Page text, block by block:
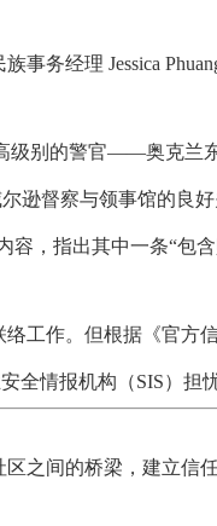
事务经理 Jessica
级别的警官——奥克兰
逊督察与领事馆的良
容，指出其中一条“包
工作。但根据《官方
全情报机构（SIS）担忧
之间的桥梁，建立信